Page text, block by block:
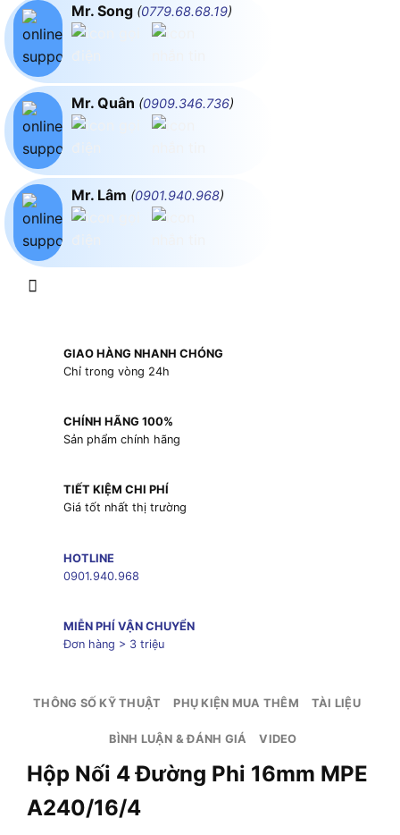
Mr. Song (0779.68.68.19)
Mr. Quân (0909.346.736)
Mr. Lâm (0901.940.968)
GIAO HÀNG NHANH CHÓNG
Chỉ trong vòng 24h
CHÍNH HÃNG 100%
Sản phẩm chính hãng
TIẾT KIỆM CHI PHÍ
Giá tốt nhất thị trường
HOTLINE
0901.940.968
MIỄN PHÍ VẬN CHUYỂN
Đơn hàng > 3 triệu
THÔNG SỐ KỸ THUẬT PHỤ KIỆN MUA THÊM TÀI LIỆU
BÌNH LUẬN & ĐÁNH GIÁ VIDEO
Hộp Nối 4 Đường Phi 16mm MPE
A240/16/4